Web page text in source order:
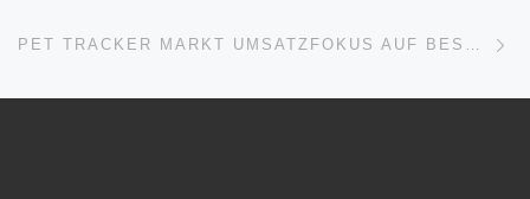
PET TRACKER MARKT UMSATZFOKUS AUF BESTIMMTE PRODUKTE UND DYNAMIKEN BIS 2031